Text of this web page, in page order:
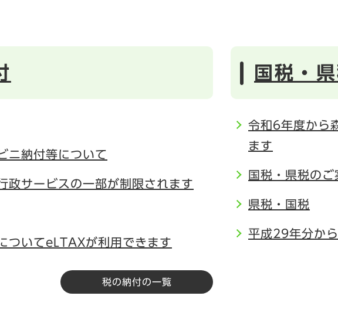
ニ納付等について
政サービスの一部が制限されます
ついてeLTAXが利用できます
税の納付の一覧
国税・
令和6年度から
ます
国税・県税のご
県税・国税
平成29年分か